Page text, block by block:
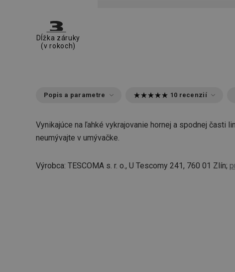
Dĺžka záruky
(v rokoch)
Popis a parametre 10 recenzií
Vynikajúce na ľahké vykrajovanie hornej a spodnej časti
neumývajte v umývačke.
Výrobca: TESCOMA s. r. o., U Tescomy 241, 760 01 Zlín;